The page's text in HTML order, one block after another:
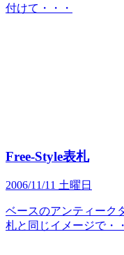
付けて・・・
Free-Style表札
2006/11/11 土曜日
ベースのアンティーク
札と同じイメージで・